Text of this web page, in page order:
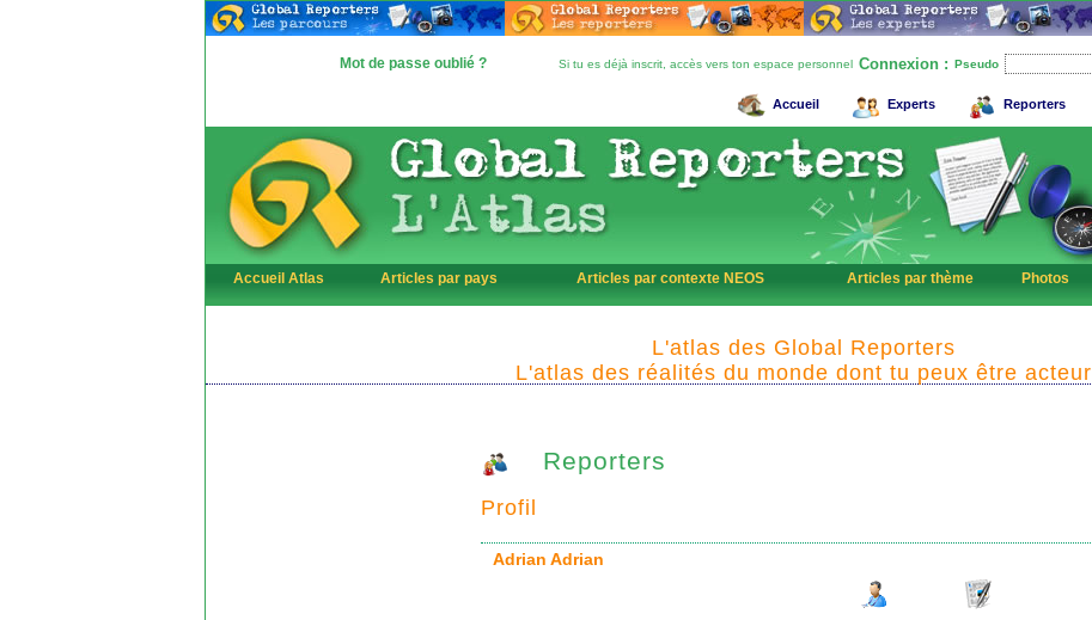
Mot de passe oublié ? Si tu es déjà inscrit, accès vers ton espace personnel Connexion : Pseudo
Accueil Experts Reporters
Accueil Atlas Articles par pays Articles par contexte NEOS Articles par thème Photos
L'atlas des Global Reporters
L'atlas des réalités du monde dont tu peux être acteur
Reporters
Profil
Adrian Adrian